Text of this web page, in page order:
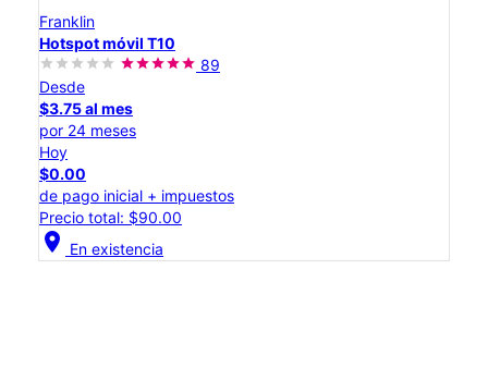
Franklin
Hotspot móvil T10
89
Desde
$3.75 al mes
por 24 meses
Hoy
$0.00
de pago inicial + impuestos
Precio total: $90.00
location_on En existencia